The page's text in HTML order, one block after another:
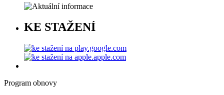
KE STAŽENÍ
Program obnovy